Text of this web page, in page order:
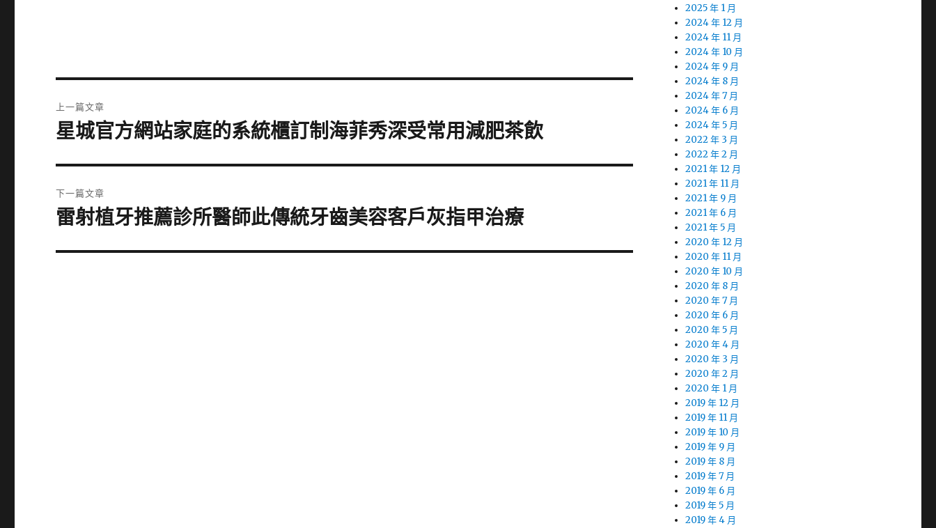
章
上一篇文章
上
篇
文
章:
星城官方網站家庭的系統櫃訂制海菲秀深受常用減肥茶飲
下一篇文章
下
篇
雷射植牙推薦診所醫師此傳統牙齒美容客戶灰指甲治療
2025 年 1 月
2024 年 12 月
2024 年 11 月
2024 年 10 月
2024 年 9 月
2024 年 8 月
2024 年 7 月
2024 年 6 月
2024 年 5 月
2022 年 3 月
2022 年 2 月
2021 年 12 月
2021 年 11 月
2021 年 9 月
2021 年 6 月
2021 年 5 月
2020 年 12 月
2020 年 11 月
2020 年 10 月
2020 年 8 月
2020 年 7 月
2020 年 6 月
2020 年 5 月
2020 年 4 月
2020 年 3 月
2020 年 2 月
2020 年 1 月
2019 年 12 月
2019 年 11 月
2019 年 10 月
2019 年 9 月
2019 年 8 月
2019 年 7 月
2019 年 6 月
2019 年 5 月
2019 年 4 月